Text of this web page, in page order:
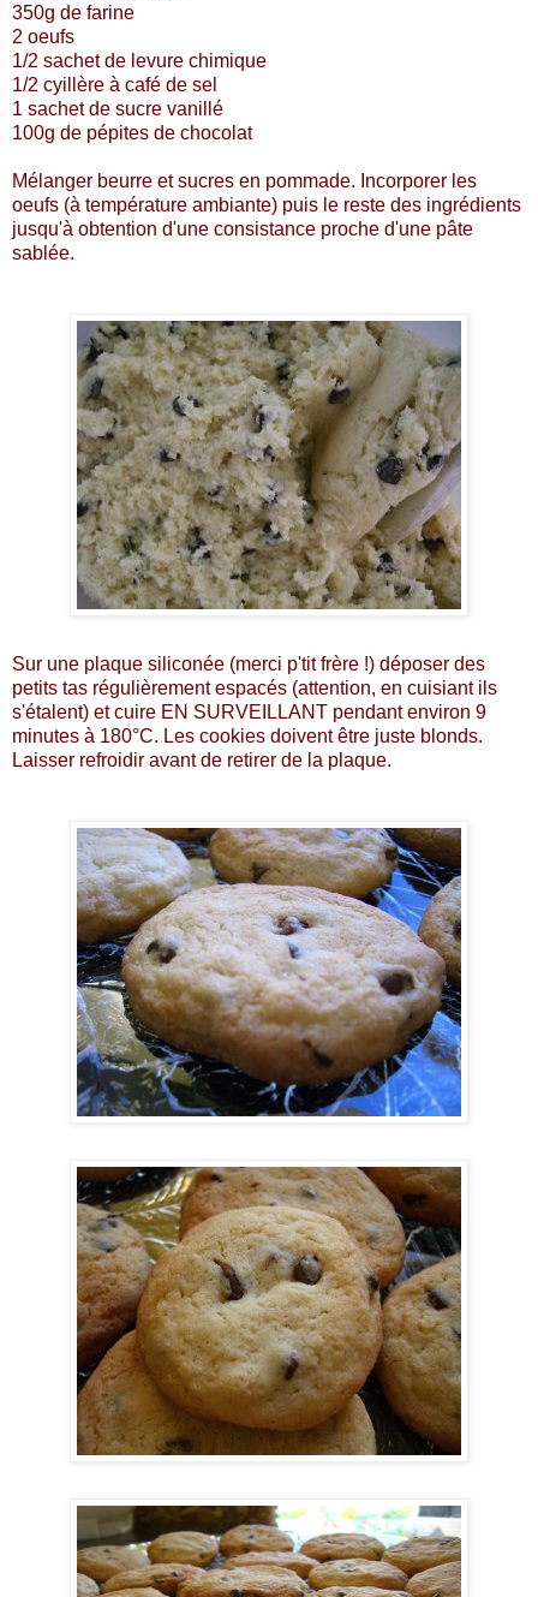
350g de farine
2 oeufs
1/2 sachet de levure chimique
1/2 cyillère à café de sel
1 sachet de sucre vanillé
100g de pépites de chocolat
Mélanger beurre et sucres en pommade. Incorporer les
oeufs (à température ambiante) puis le reste des ingrédients
jusqu'à obtention d'une consistance proche d'une pâte
sablée.
Sur une plaque siliconée (merci p'tit frère !) déposer des
petits tas régulièrement espacés (attention, en cuisiant ils
s'étalent) et cuire EN SURVEILLANT pendant environ 9
minutes à 180°C. Les cookies doivent être juste blonds.
Laisser refroidir avant de retirer de la plaque.